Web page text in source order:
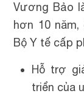
Vương Bảo
hơn 10
Bộ Y tế cấp
Hỗ trợ
triển của